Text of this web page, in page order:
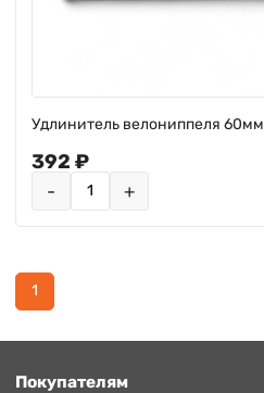
Удлинитель велониппеля 60мм
392 ₽
- +
1
Покупателям